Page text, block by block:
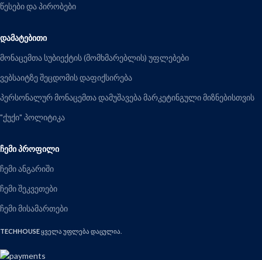
წესები და პირობები
ᲓᲐᲛᲐᲢᲔᲑᲘᲗᲘ
მონაცემთა სუბიექტის (მომხმარებლის) უფლებები
ვებსაიტზე შეცდომის დაფიქსირება
პერსონალურ მონაცემთა დამუშავება მარკეტინგული მიზნებისთვის
"ქუქი" პოლიტიკა
ᲩᲔᲛᲘ ᲞᲠᲝᲤᲘᲚᲘ
ჩემი ანგარიში
ჩემი შეკვეთები
ჩემი მისამართები
TECHHOUSEყველა უფლება დაცულია.